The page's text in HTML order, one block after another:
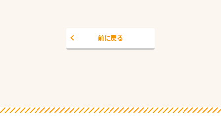
前に戻る